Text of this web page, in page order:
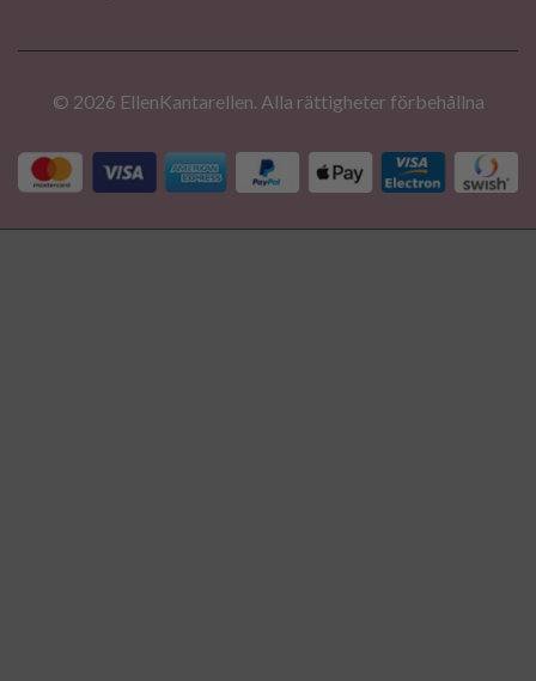
© 2026 EllenKantarellen. Alla rättigheter förbehållna